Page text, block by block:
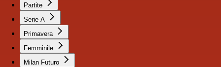
Partite
Serie A
Primavera
Femminile
Milan Futuro